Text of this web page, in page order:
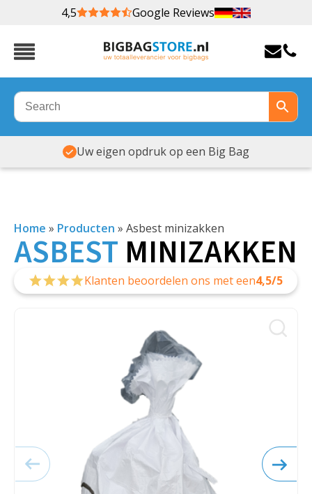
4,5 Google Reviews
Veel maten & soorten op voorraad
Home » Producten » Asbest minizakken
ASBEST MINIZAKKEN
Klanten beoordelen ons met een4,5/5